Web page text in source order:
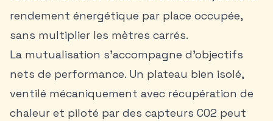
rendement énergétique par place occupée,
sans multiplier les mètres carrés.
La mutualisation s’accompagne d’objectifs
nets de performance. Un plateau bien isolé,
ventilé mécaniquement avec récupération de
chaleur et piloté par des capteurs CO2 peut